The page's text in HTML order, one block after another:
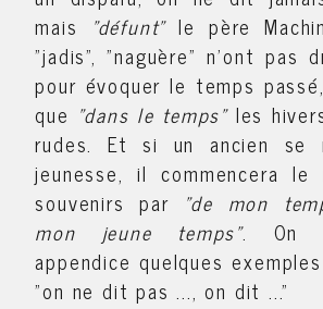
mais "défunt"le père
"jadis", "naguère" n'ont pas
pour évoquer le temps
que "dans le temps"les
rudes. Et si un ancien se
jeunesse, il commencera
souvenirs par "de mon
mon jeune temps". On
appendice quelques
"on ne dit pas ..., on dit ..."